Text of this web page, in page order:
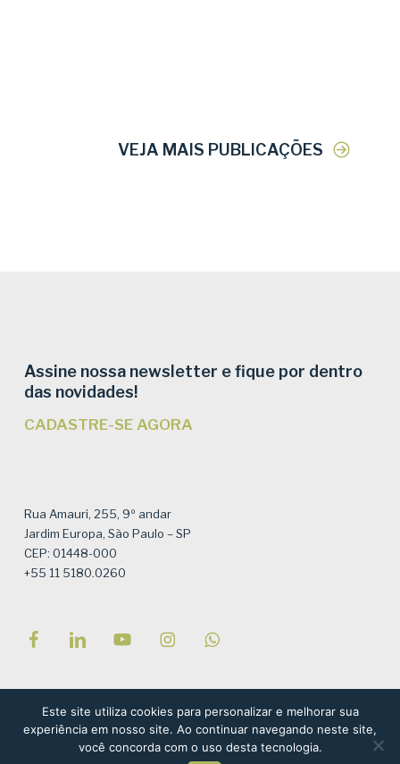
VEJA MAIS PUBLICAÇÕES
Assine nossa newsletter e fique por dentro
das novidades!
CADASTRE-SE AGORA
Rua Amauri, 255, 9º andar
Jardim Europa, São Paulo – SP
CEP: 01448-000
+55 11 5180.0260
© Instituto Semeia – Todos os direitos reservados – Site por
NaçãoDesign , com referências ao projeto de Tati Valiengo e
Este site utiliza cookies para personalizar e melhorar sua
experiência em nosso site. Ao continuar navegando neste site,
você concorda com o uso desta tecnologia.